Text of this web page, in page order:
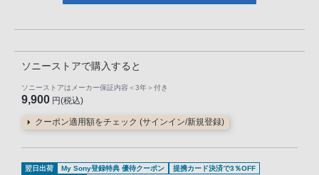
ソニーストアで購入すると
ソニーストアはメーカー保証内容 ＜3年＞ 付き
9,900 円(税込)
クーポン適用額をチェック (サインイン/新規登録)
翌日出荷 My Sony登録特典 優待クーポン
提携カード決済で3％OFF